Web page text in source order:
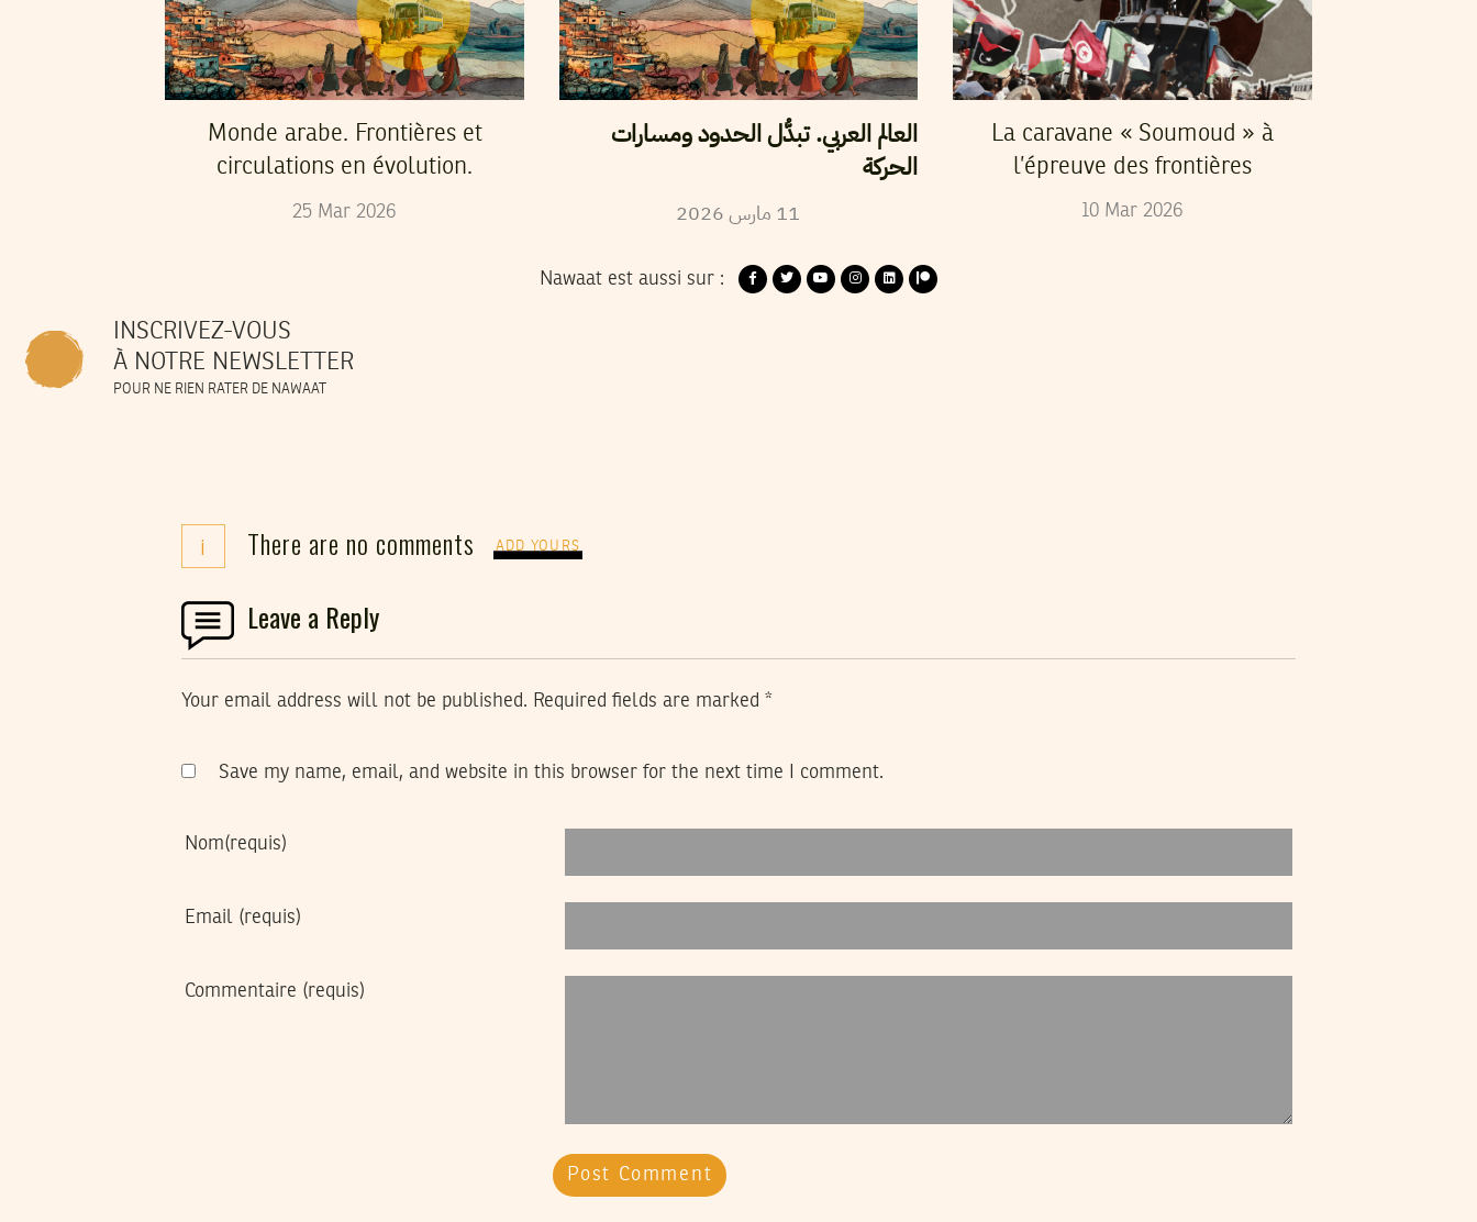
Monde arabe. Frontières et
circulations en évolution.
25 Mar 2026
العالم العربي. تبدُّل الحدود ومسارات
الحركة
11 مارس 2026
La caravane « Soumoud » à
l’épreuve des frontières
10 Mar 2026
Nawaat est aussi sur :
INSCRIVEZ-VOUS
À NOTRE NEWSLETTER
POUR NE RIEN RATER DE NAWAAT
i There are no comments ADD YOURS
Leave a Reply
Your email address will not be published. Required fields are marked*
Save my name, email, and website in this browser for the next time I comment.
Nom(requis)
Email (requis)
Commentaire (requis)